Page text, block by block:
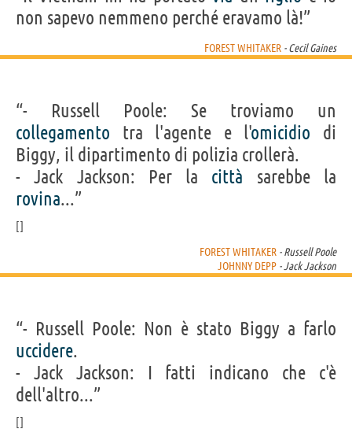
non sapevo nemmeno perché eravamo là!”
FOREST WHITAKER - Cecil Gaines
“- Russell Poole: Se troviamo un
collegamento tra l'agente e l'omicidio di
Biggy, il dipartimento di polizia crollerà.
- Jack Jackson: Per la città sarebbe la
rovina...”
FOREST WHITAKER - Russell Poole
JOHNNY DEPP - Jack Jackson
“- Russell Poole: Non è stato Biggy a farlo
uccidere.
- Jack Jackson: I fatti indicano che c'è
dell'altro...”